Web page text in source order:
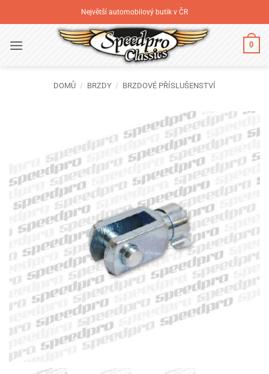
na
Největší automobilový butik v ČR
0
DOMŮ / BRZDY / BRZDOVÉ PŘÍSLUŠENSTVÍ